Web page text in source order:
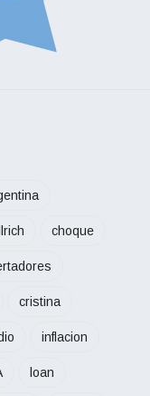
choque
cristina
inflacion
loan